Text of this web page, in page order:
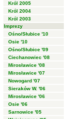
Król 2005
Król 2004
Król 2003
Imprezy
Ośno/Słubice '10
Osie '10
Ośno/Słubice '09
Ciechanowiec '08
Mirosławice '08
Mirosławice '07
Nowogard '07
Sieraków W. '06
Mirosławice '06
Osie '06
Sarnowice '05